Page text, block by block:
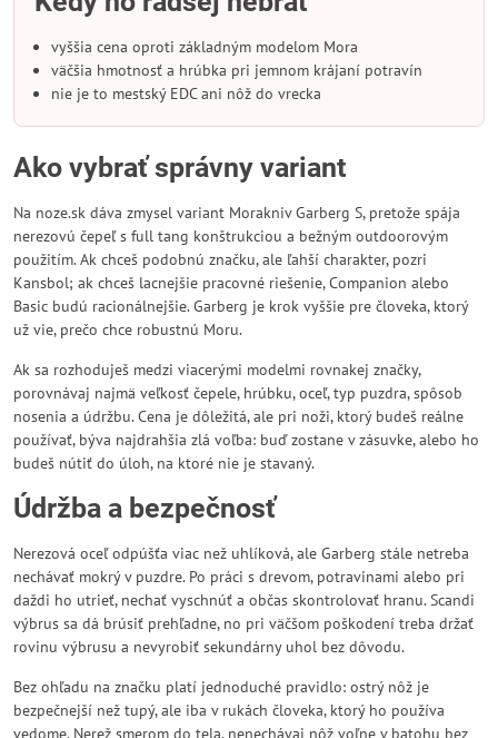
vyššia cena oproti základným modelom Mora
väčšia hmotnosť a hrúbka pri jemnom krájaní potravín
nie je to mestský EDC ani nôž do vrecka
Ako vybrať správny variant
Na noze.sk dáva zmysel variant Morakniv Garberg S, pretože spája
nerezovú čepeľ s full tang konštrukciou a bežným outdoorovým
použitím. Ak chceš podobnú značku, ale ľahší charakter, pozri
Kansbol; ak chceš lacnejšie pracovné riešenie, Companion alebo
Basic budú racionálnejšie. Garberg je krok vyššie pre človeka, ktorý
už vie, prečo chce robustnú Moru.
Ak sa rozhoduješ medzi viacerými modelmi rovnakej značky,
porovnávaj najmä veľkosť čepele, hrúbku, oceľ, typ puzdra, spôsob
nosenia a údržbu. Cena je dôležitá, ale pri noži, ktorý budeš reálne
používať, býva najdrahšia zlá voľba: buď zostane v zásuvke, alebo ho
budeš nútiť do úloh, na ktoré nie je stavaný.
Údržba a bezpečnosť
Nerezová oceľ odpúšťa viac než uhlíková, ale Garberg stále netreba
nechávať mokrý v puzdre. Po práci s drevom, potravinami alebo pri
daždi ho utrieť, nechať vyschnúť a občas skontrolovať hranu. Scandi
výbrus sa dá brúsiť prehľadne, no pri väčšom poškodení treba držať
rovinu výbrusu a nevyrobiť sekundárny uhol bez dôvodu.
Bez ohľadu na značku platí jednoduché pravidlo: ostrý nôž je
bezpečnejší než tupý, ale iba v rukách človeka, ktorý ho používa
vedome. Nerež smerom do tela, nenechávaj nôž voľne v batohu bez